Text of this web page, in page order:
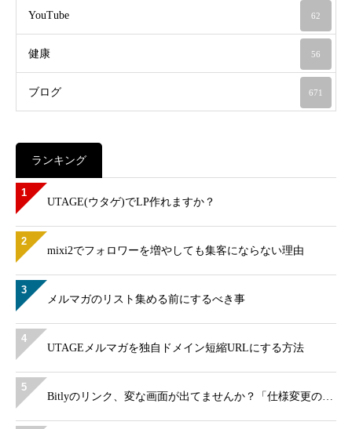
YouTube 62
健康 56
ブログ 671
ランキング
1
UTAGE(ウタゲ)でLP作れますか？
2
mixi2でフォロワーを増やしても集客にならない理由
3
メルマガのリスト集める前にするべき事
4
UTAGEメルマガを独自ドメイン短縮URLにする方法
5
Bitlyのリンク、変な画面が出てませんか？「仕様変更の…